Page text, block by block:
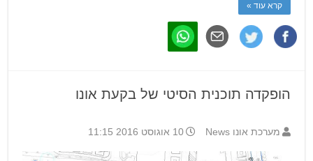
קרא עוד »
הופקדה תוכנית הסיטי של בקעת אונו
מערכת אונו News 10 אוגוסט 2016 11:15